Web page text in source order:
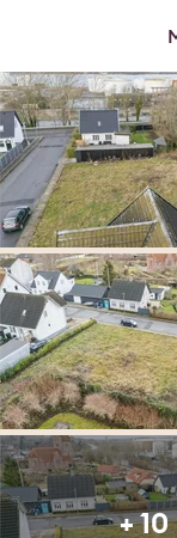
+ 10